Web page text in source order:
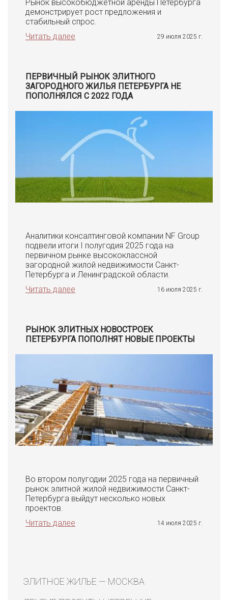
Рынок высокобюджетной аренды Петербурга
демонстрирует рост предложения и
стабильный спрос.
Читать далее
29 июля 2025 г.
ПЕРВИЧНЫЙ РЫНОК ЭЛИТНОГО
ЗАГОРОДНОГО ЖИЛЬЯ ПЕТЕРБУРГА НЕ
ПОПОЛНЯЛСЯ С 2022 ГОДА
Аналитики консалтинговой компании NF Group
подвели итоги I полугодия 2025 года на
первичном рынке высококлассной
загородной жилой недвижимости Санкт-
Петербурга и Ленинградской области.
Читать далее
16 июля 2025 г.
РЫНОК ЭЛИТНЫХ НОВОСТРОЕК
ПЕТЕРБУРГА ПОПОЛНЯТ НОВЫЕ ПРОЕКТЫ
Во втором полугодии 2025 года на первичный
рынок элитной жилой недвижимости Санкт-
Петербурга выйдут несколько новых
проектов.
Читать далее
14 июля 2025 г.
ЭЛИТНОЕ ЖИЛЬЕ — МОСКВА